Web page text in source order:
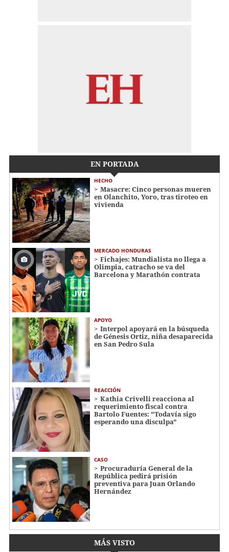
EN PORTADA
HECHO
Masacre: Cinco personas mueren
en Olanchito, Yoro, tras tiroteo en
vivienda
MERCADO HONDURAS
Fichajes: Mundialista no llega a
Olimpia, catracho se va del
Barcelona y Marathón contrata
APOYO
Interpol apoyará en la búsqueda
de Génesis Ortiz, niña desaparecida
en San Pedro Sula
REACCIÓN
Kathia Crivelli reacciona al
requerimiento fiscal contra
Bartolo Fuentes: "Todavía sigo
esperando una disculpa"
CASO
Procuraduría General de la
República pedirá prisión
preventiva para Juan Orlando
Hernández
MÁS VISTO